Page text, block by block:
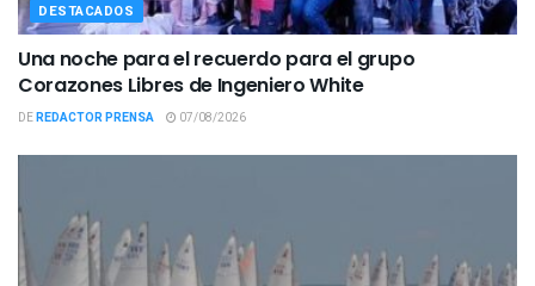
DESTACADOS
Una noche para el recuerdo para el grupo
Corazones Libres de Ingeniero White
DEREDACTOR PRENSA 07/08/2026